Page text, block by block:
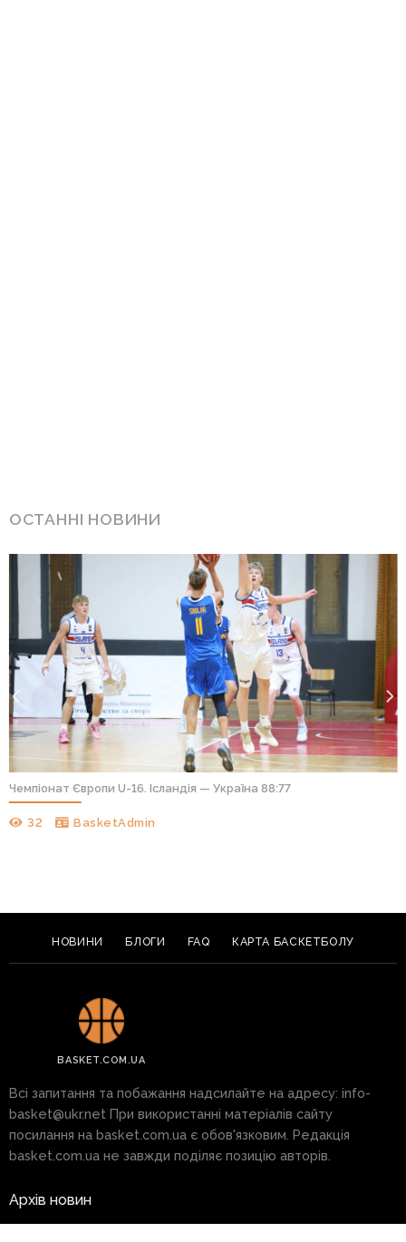
ОСТАННІ НОВИНИ
Чемпіонат Європи U-16. Ісландія — Україна 88:77
32 BasketAdmin
НОВИНИ БЛОГИ FAQ КАРТА БАСКЕТБОЛУ
BASKET.COM.UA
Всі запитання та побажання надсилайте на адресу: info-
basket@ukr.netПри використанні матеріалів сайту
посилання на basket.com.ua є обов'язковим. Редакція
basket.com.ua не завжди поділяє позицію авторів.
Архів новин